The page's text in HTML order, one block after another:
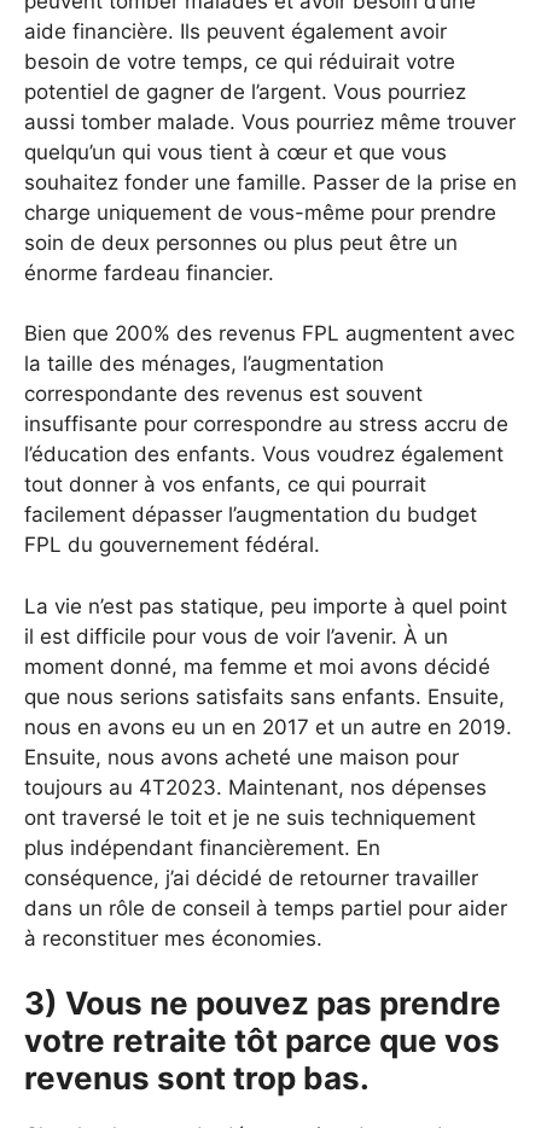
aide financière. Ils peuvent également avoir
besoin de votre temps, ce qui réduirait votre
potentiel de gagner de l’argent. Vous pourriez
aussi tomber malade. Vous pourriez même trouver
quelqu’un qui vous tient à cœur et que vous
souhaitez fonder une famille. Passer de la prise en
charge uniquement de vous-même pour prendre
soin de deux personnes ou plus peut être un
énorme fardeau financier.
Bien que 200% des revenus FPL augmentent avec
la taille des ménages, l’augmentation
correspondante des revenus est souvent
insuffisante pour correspondre au stress accru de
l’éducation des enfants. Vous voudrez également
tout donner à vos enfants, ce qui pourrait
facilement dépasser l’augmentation du budget
FPL du gouvernement fédéral.
La vie n’est pas statique, peu importe à quel point
il est difficile pour vous de voir l’avenir. À un
moment donné, ma femme et moi avons décidé
que nous serions satisfaits sans enfants. Ensuite,
nous en avons eu un en 2017 et un autre en 2019.
Ensuite, nous avons acheté une maison pour
toujours au 4T2023. Maintenant, nos dépenses
ont traversé le toit et je ne suis techniquement
plus indépendant financièrement. En
conséquence, j’ai décidé de retourner travailler
dans un rôle de conseil à temps partiel pour aider
à reconstituer mes économies.
3) Vous ne pouvez pas prendre
votre retraite tôt parce que vos
revenus sont trop bas.